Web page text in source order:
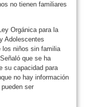
no tienen familiares
Orgánica para la
Adolescentes
los niños sin familia
que se ha
su capacidad para
no hay información
ser